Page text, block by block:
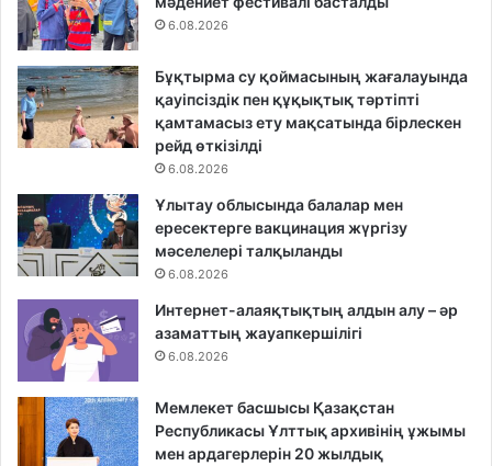
6.08.2026
Бұқтырма су қоймасының жағалауында
қауіпсіздік пен құқықтық тәртіпті
қамтамасыз ету мақсатында бірлескен
рейд өткізілді
6.08.2026
Ұлытау облысында балалар мен
ересектерге вакцинация жүргізу
мәселелері талқыланды
6.08.2026
Интернет-алаяқтықтың алдын алу – әр
азаматтың жауапкершілігі
6.08.2026
Мемлекет басшысы Қазақстан
Республикасы Ұлттық архивінің ұжымы
мен ардагерлерін 20 жылдық